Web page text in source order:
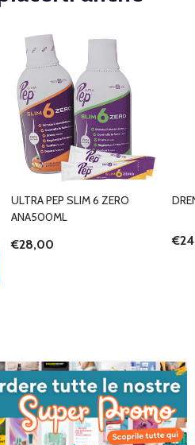
ULTRA PEP SLIM 6 ZERO
ANA500ML
€28,00